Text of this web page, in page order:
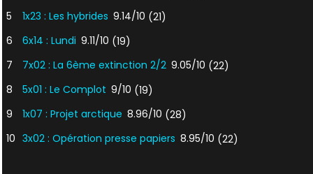
5
1x23 : Les hybrides 9.14/10 (21)
6
6x14 : Lundi 9.11/10 (19)
7
7x02 : La 6ème extinction 2/2 9.05/10 (22)
8
5x01 : Le Complot 9/10 (19)
9
1x07 : Projet arctique 8.96/10 (28)
10 3x02 : Opération presse papiers 8.95/10 (22)